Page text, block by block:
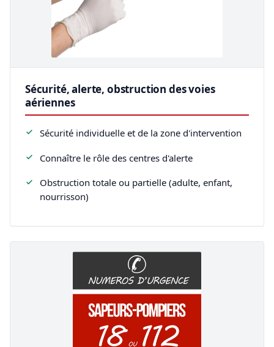
Sécurité, alerte, obstruction des voies
aériennes
Sécurité individuelle et de la zone d'intervention
Connaître le rôle des centres d'alerte
Obstruction totale ou partielle (adulte, enfant,
nourrisson)